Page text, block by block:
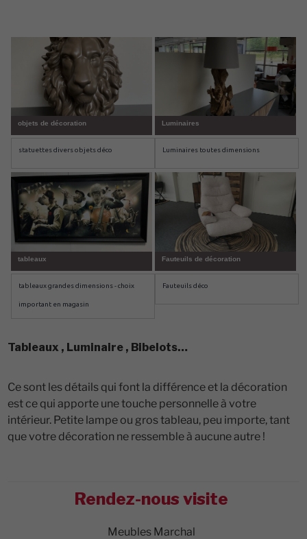
objets de décoration
statuettes divers objets déco
Luminaires
Luminaires toutes dimensions
tableaux
tableaux grandes dimensions - choix
important en magasin
Fauteuils de décoration
Fauteuils déco
Tableaux , Luminaire , Bibelots…
Ce sont les détails qui font la différence et la décoration
est ce qui apporte une touche personnelle à votre
intérieur. Petite lampe ou gros tableau, peu importe, tant
que votre décoration ne ressemble à aucune autre !
Rendez-nous visite
Meubles Marchal